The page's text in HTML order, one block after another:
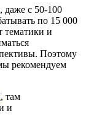
даже с 50-100
по 15 000
тематики и
Поэтому
рекомендуем
, там
и